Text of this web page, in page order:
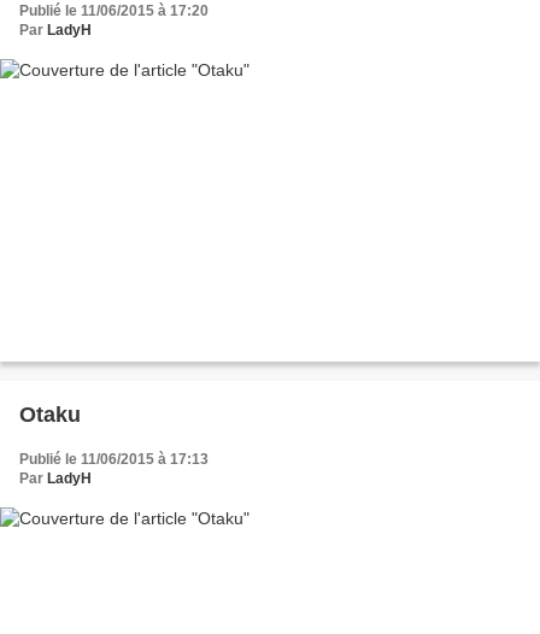
Publié le 11/06/2015 à 17:20
Par LadyH
Otaku
Publié le 11/06/2015 à 17:13
Par LadyH